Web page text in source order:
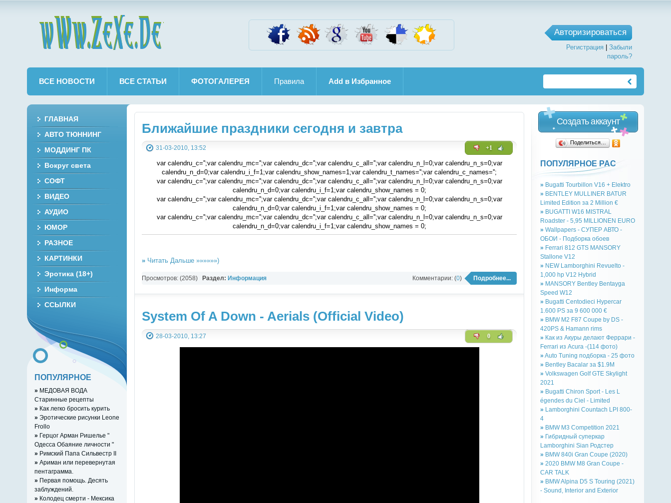
Авторизироваться
Регистрация |Забыли
пароль?
ВСЕ НОВОСТИ ВСЕ СТАТЬИ ФОТОГАЛЕРЕЯ Правила Add в Избранное
Ближайшие праздники сегодня и завтра
+1
31-03-2010, 13:52
var calendru_c='';var calendru_mc='';var calendru_dc='';var calendru_c_all='';var calendru_n_l=0;var calendru_n_s=0;var
calendru_n_d=0;var calendru_i_f=1;var calendru_show_names=1;var calendru_t_names='';var calendru_c_names='';
var calendru_c='';var calendru_mc='';var calendru_dc='';var calendru_c_all='';var calendru_n_l=0;var calendru_n_s=0;var
calendru_n_d=0;var calendru_i_f=1;var calendru_show_names = 0;
var calendru_c='';var calendru_mc='';var calendru_dc='';var calendru_c_all='';var calendru_n_l=0;var calendru_n_s=0;var
calendru_n_d=0;var calendru_i_f=1;var calendru_show_names = 0;
var calendru_c='';var calendru_mc='';var calendru_dc='';var calendru_c_all='';var calendru_n_l=0;var calendru_n_s=0;var
calendru_n_d=0;var calendru_i_f=1;var calendru_show_names = 0;
»Читать Дальше »»»»»»)
Подробнее...
Комментарии: (0)
Просмотров: (2058) Раздел: Информация
System Of A Down - Aerials (Official Video)
0
28-03-2010, 13:27
Создать аккаунт
Поделиться…
ПОПУЛЯРНОЕ РАС
» Bugatti Tourbillon V16 + Elektro
» BENTLEY MULLINER BATUR
Limited Edition за 2 Million €
» BUGATTI W16 MISTRAL
Roadster - 5,95 MILLIONEN EURO
» Wallpapers - СУПЕР АВТО -
ОБОИ - Подборка обоев
» Ferrari 812 GTS MANSORY
Stallone V12
» NEW Lamborghini Revuelto -
1,000 hp V12 Hybrid
» MANSORY Bentley Bentayga
Speed W12
» Bugatti Centodieci Hypercar
1.600 PS за 9 600 000 €
» BMW M2 F87 Coupe by DS -
420PS & Hamann rims
» Как из Акуры делают Феррари -
Ferrari из Acura -(114 фото)
» Auto Tuning подборка - 25 фото
» Bentley Bacalar за $1.9M
» Volkswagen Golf GTE Skylight
2021
» Bugatti Chiron Sport - Les L
égendes du Ciel - Limited
» Lamborghini Countach LPI 800-
4
» BMW M3 Competition 2021
» Гибридный суперкар
Lamborghini Sian Родстер
» BMW 840i Gran Coupe (2020)
» 2020 BMW M8 Gran Coupe -
CAR TALK
» BMW Alpina D5 S Touring (2021)
- Sound, Interior and Exterior
ГЛАВНАЯ
АВТО ТЮННИНГ
МОДДИНГ ПК
Вокруг света
СОФТ
ВИДЕО
АУДИО
ЮМОР
РАЗНОЕ
КАРТИНКИ
Эротика (18+)
Информа
ССЫЛКИ
ПОПУЛЯРНОЕ
» МЕДОВАЯ ВОДА
Старинные рецепты
» Как легко бросить курить
» Эротические рисунки Leone
Frollo
» Герцог Арман Ришелье "
Одесса Обаяние личности "
» Римский Папа Сильвестр II
» Ариман или перевернутая
пентаграмма.
» Первая помощь. Десять
заблуждений.
» Колодец смерти - Мексика